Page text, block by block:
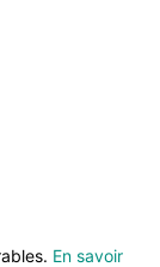
En savoir